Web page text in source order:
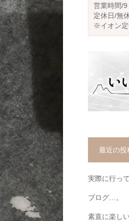
営業時間/
定休日/無
※イオン定
最近の投
実際に行っ
ブログ…。
素直に楽し